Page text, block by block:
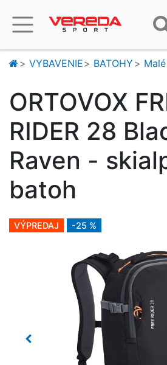
VYBAVENIE BATOHY
ORTOVOX
RIDER 28
Raven -
batoh
VÝPREDAJ -25 %
Previous